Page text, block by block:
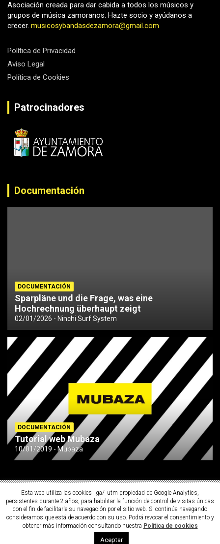
Asociación creada para dar cabida a todos los músicos y
grupos de música zamoranos. Hazte socio y ayúdanos a
crecer. musicosybandasdezamora@gmail.com
Política de Privacidad
Aviso Legal
Política de Cookies
Patrocinadores
Documentación
DOCUMENTACIÓN
Sparpläne und die Frage, was eine
Hochrechnung überhaupt zeigt
02/01/2026 Ninchi Surf System
DOCUMENTACIÓN
Tutorial web Mubaza
10/01/2019 Mubaza
Copyright ©2026MUBAZA
Esta web utiliza las cookies _ga/_utm propiedad de Google Analytics,
persistentes durante 2 años, para habilitar la función de control de visitas únicas
con el fin de facilitarle su navegación por el sitio web. Si continúa navegando
consideramos que está de acuerdo con su uso. Podrá revocar el consentimiento y
obtener más información consultando nuestra Política de cookies
Aceptar